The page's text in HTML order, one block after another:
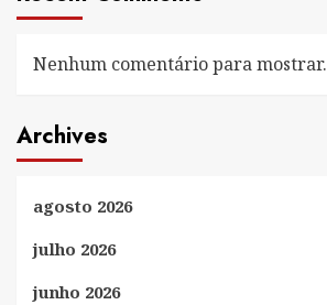
Nenhum comentário para mostrar.
Archives
agosto 2026
julho 2026
junho 2026